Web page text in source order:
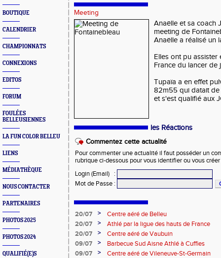
BOUTIQUE
CALENDRIER
CHAMPIONNATS
CONNEXIONS
EDITOS
FORUM
FOULÉES
BELLEUSIENNES
LA FUN COLOR BELLEU
LIENS
MÉDIATHÈQUE
NOUS CONTACTER
PARTENAIRES
PHOTOS 2025
PHOTOS 2024
QUALIFIÉ(E)S
Meeting
Anaëlle et sa coach
meeting de
Anaëlle a réalisé un
Elles ont pu
France du lancer de
Tupaïa a en effet
82m55 qui datait de
et s'est qualifié aux
les Réactions
Commentez cette actualité
Pour commenter une actualité il faut posséder un
rubrique ci-dessous pour vous identifier ou vous
Login (Email)
:
Mot de Passe :
20/07 >
Centre aéré de Belleu
20/07
>
Athlé par la ligue des hauts de France
20/07
>
Centre aéré de Vaubuin
09/07
>
Barbecue Sud Aisne Athlé à Cuffies
09/07
>
Centre aéré de Vileneuve-St-Germain